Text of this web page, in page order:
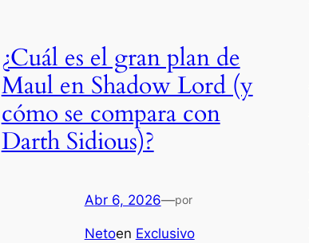
¿Cuál es el gran plan de
Maul en Shadow Lord (y
cómo se compara con
Darth Sidious)?
Abr 6, 2026—por
Netoen Exclusivo